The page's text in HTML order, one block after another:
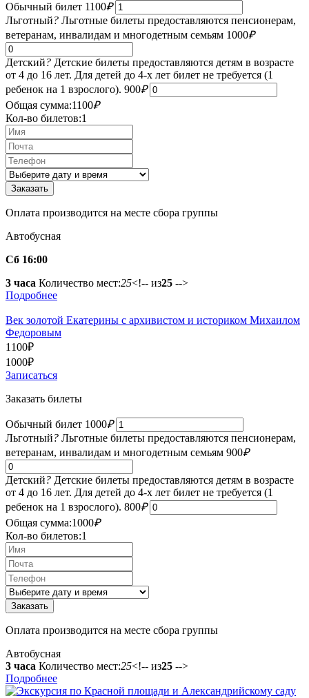
Обычный билет 1100₽
Льготный? Льготные билеты предоставляются пенсионерам,
ветеранам, инвалидам и многодетным семьям 1000₽
Детский? Детские билеты предоставляются детям в возрасте
от 4 до 16 лет. Для детей до 4-х лет билет не требуется (1
ребенок на 1 взрослого). 900₽
Общая сумма:1100₽
Кол-во билетов:1
Оплата производится на месте сбора группы
Автобусная
Сб 16:00
3 часа Количество мест:25<!-- из25 -->
Подробнее
Век золотой Екатерины с архивистом и историком Михаилом
Федоровым
1100₽
1000₽
Записаться
Заказать билеты
Обычный билет 1000₽
Льготный? Льготные билеты предоставляются пенсионерам,
ветеранам, инвалидам и многодетным семьям 900₽
Детский? Детские билеты предоставляются детям в возрасте
от 4 до 16 лет. Для детей до 4-х лет билет не требуется (1
ребенок на 1 взрослого). 800₽
Общая сумма:1000₽
Кол-во билетов:1
Оплата производится на месте сбора группы
Автобусная
3 часа Количество мест:25<!-- из25 -->
Подробнее